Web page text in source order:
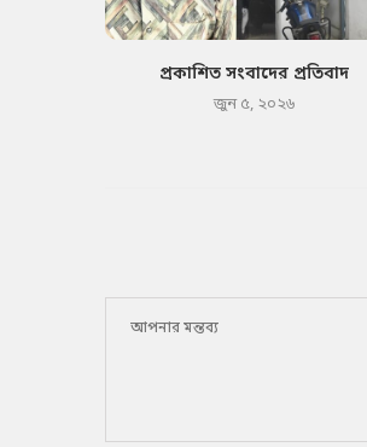
প্রকাশিত সংবাদের প্রতিবাদ
জুন ৫, ২০২৬